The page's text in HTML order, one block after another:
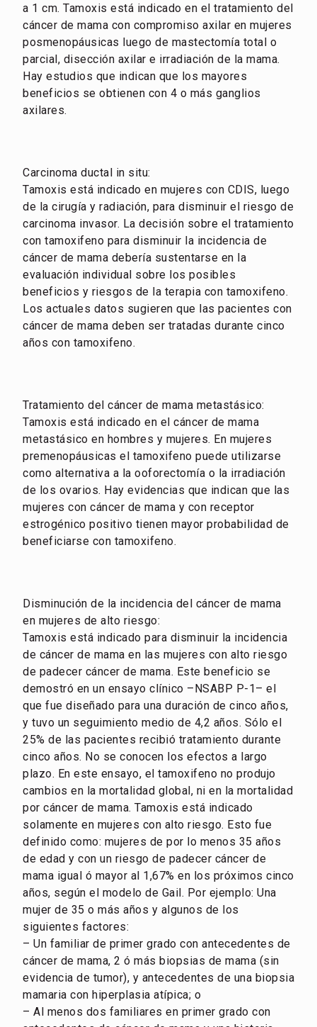
a 1 cm. Tamoxis está indicado en el tratamiento del
cáncer de mama con compromiso axilar en mujeres
posmenopáusicas luego de mastectomía total o
parcial, disección axilar e irradiación de la mama.
Hay estudios que indican que los mayores
beneficios se obtienen con 4 o más ganglios
axilares.
Carcinoma ductal in situ:
Tamoxis está indicado en mujeres con CDIS, luego
de la cirugía y radiación, para disminuir el riesgo de
carcinoma invasor. La decisión sobre el tratamiento
con tamoxifeno para disminuir la incidencia de
cáncer de mama debería sustentarse en la
evaluación individual sobre los posibles
beneficios y riesgos de la terapia con tamoxifeno.
Los actuales datos sugieren que las pacientes con
cáncer de mama deben ser tratadas durante cinco
años con tamoxifeno.
Tratamiento del cáncer de mama metastásico:
Tamoxis está indicado en el cáncer de mama
metastásico en hombres y mujeres. En mujeres
premenopáusicas el tamoxifeno puede utilizarse
como alternativa a la ooforectomía o la irradiación
de los ovarios. Hay evidencias que indican que las
mujeres con cáncer de mama y con receptor
estrogénico positivo tienen mayor probabilidad de
beneficiarse con tamoxifeno.
Disminución de la incidencia del cáncer de mama
en mujeres de alto riesgo:
Tamoxis está indicado para disminuir la incidencia
de cáncer de mama en las mujeres con alto riesgo
de padecer cáncer de mama. Este beneficio se
demostró en un ensayo clínico –NSABP P-1– el
que fue diseñado para una duración de cinco años,
y tuvo un seguimiento medio de 4,2 años. Sólo el
25% de las pacientes recibió tratamiento durante
cinco años. No se conocen los efectos a largo
plazo. En este ensayo, el tamoxifeno no produjo
cambios en la mortalidad global, ni en la mortalidad
por cáncer de mama. Tamoxis está indicado
solamente en mujeres con alto riesgo. Esto fue
definido como: mujeres de por lo menos 35 años
de edad y con un riesgo de padecer cáncer de
mama igual ó mayor al 1,67% en los próximos cinco
años, según el modelo de Gail. Por ejemplo: Una
mujer de 35 o más años y algunos de los
siguientes factores:
– Un familiar de primer grado con antecedentes de
cáncer de mama, 2 ó más biopsias de mama (sin
evidencia de tumor), y antecedentes de una biopsia
mamaria con hiperplasia atípica; o
– Al menos dos familiares en primer grado con